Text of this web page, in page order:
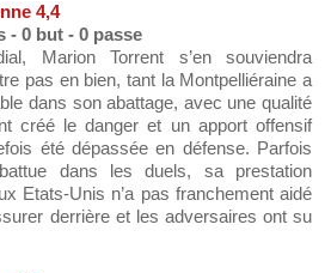
4,4
- 0 but - 0 passe
Marion Torrent s’en souviendra
pas en bien, tant la Montpelliéraine a
dans son abattage, avec une qualité
créé le danger et un apport offensif
été dépassée en défense. Parfois
dans les duels, sa prestation
Etats-Unis n’a pas franchement aidé
derrière et les adversaires ont su